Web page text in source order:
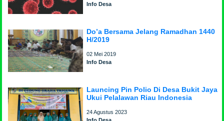
Info Desa
Do’a Bersama Jelang Ramadhan 1440
H/2019
02 Mei 2019
Info Desa
Launcing Pin Polio Di Desa Bukit Jaya
Ukui Pelalawan Riau Indonesia
24 Agustus 2023